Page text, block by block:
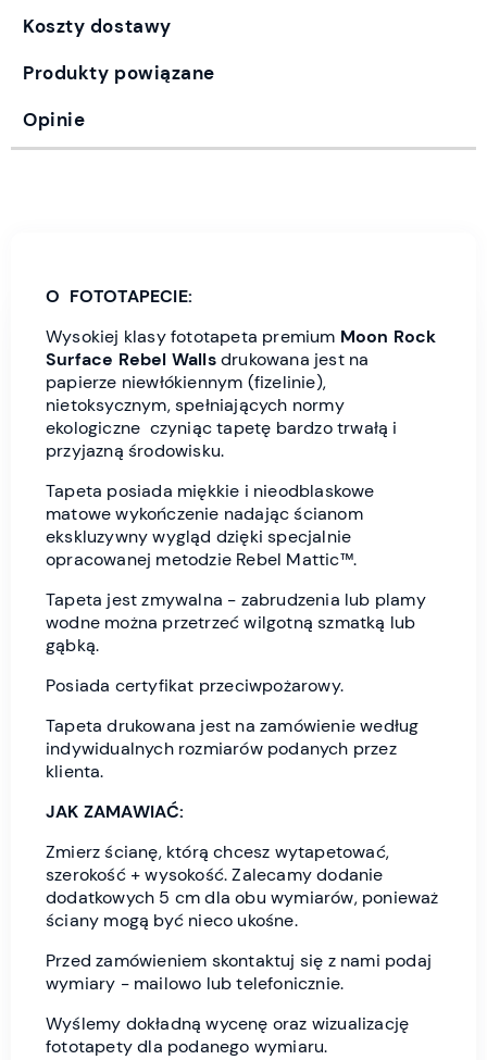
Koszty dostawy
Produkty powiązane
Opinie
O FOTOTAPECIE:
Wysokiej klasy fototapeta premium Moon Rock
Surface Rebel Wallsdrukowana jest na
papierze niewłókiennym (fizelinie),
nietoksycznym, spełniających normy
ekologiczne czyniąc tapetę bardzo trwałą i
przyjazną środowisku.
Tapeta posiada miękkie i nieodblaskowe
matowe wykończenie nadając ścianom
ekskluzywny wygląd dzięki specjalnie
opracowanej metodzie Rebel Mattic™.
Tapeta jest zmywalna - zabrudzenia lub plamy
wodne można przetrzeć wilgotną szmatką lub
gąbką.
Posiada certyfikat przeciwpożarowy.
Tapeta drukowana jest na zamówienie według
indywidualnych rozmiarów podanych przez
klienta.
JAK ZAMAWIAĆ:
Zmierz ścianę, którą chcesz wytapetować,
szerokość + wysokość. Zalecamy dodanie
dodatkowych 5 cm dla obu wymiarów, ponieważ
ściany mogą być nieco ukośne.
Przed zamówieniem skontaktuj się z nami podaj
wymiary - mailowo lub telefonicznie.
Wyślemy dokładną wycenę oraz wizualizację
fototapety dla podanego wymiaru.